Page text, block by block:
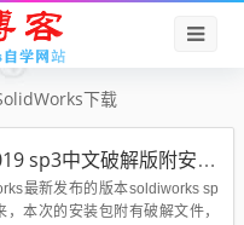
下载
SolidWorks2019 sp3中文破解版附安装教程
最新发布的版本soldiworks sp
本次的安装包附有破解文件，